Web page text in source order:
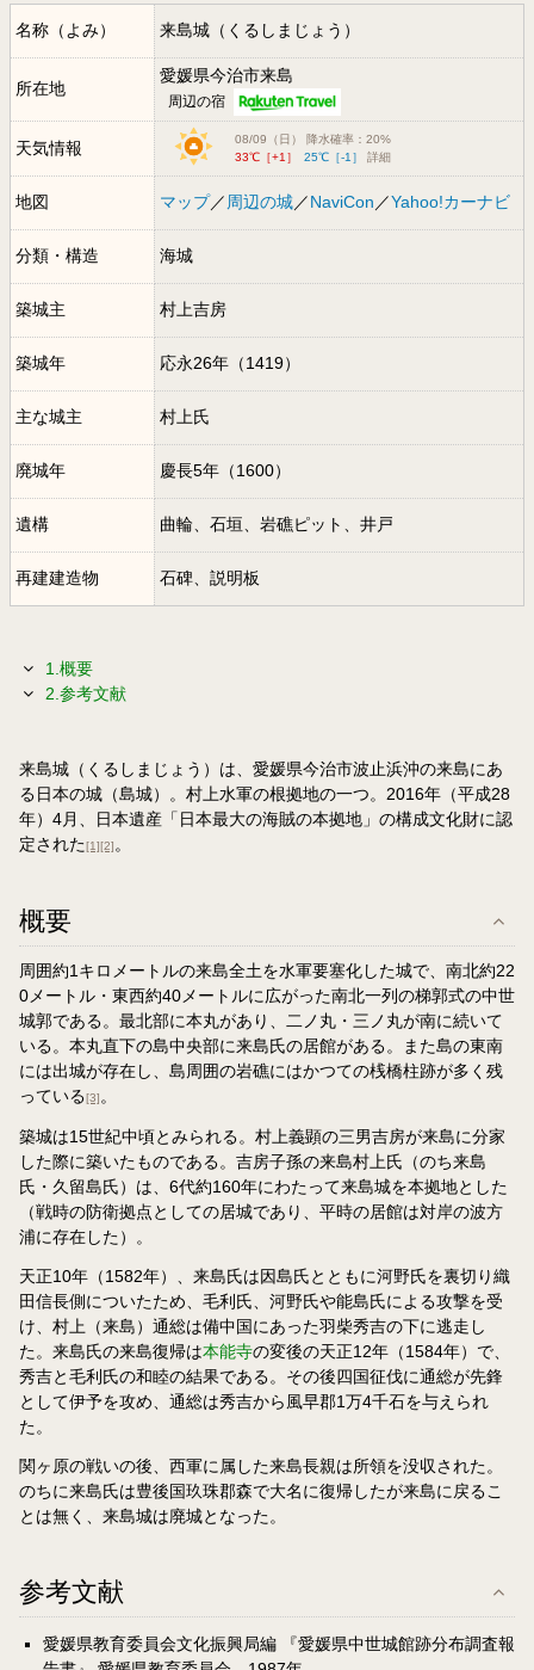
名称（よみ） 来島城（くるしまじょう）
所在地
愛媛県今治市来島
周辺の宿
天気情報
08/09（日） 降水確率：20%
33℃［+1］
25℃［-1］ 詳細
地図 マップ／ 周辺の城／NaviCon ／Yahoo!カーナビ
分類・構造 海城
築城主 村上吉房
築城年 応永26年（1419）
主な城主 村上氏
廃城年 慶長5年（1600）
遺構 曲輪、石垣、岩礁ピット、井戸
再建建造物 石碑、説明板
1.概要
2.参考文献
来島城（くるしまじょう）は、愛媛県今治市波止浜沖の来島にあ
る日本の城（島城）。村上水軍の根拠地の一つ。2016年（平成28
年）4月、日本遺産「日本最大の海賊の本拠地」の構成文化財に認
定された[1][2] 。
概要
周囲約1キロメートルの来島全土を水軍要塞化した城で、南北約22
0メートル・東西約40メートルに広がった南北一列の梯郭式の中世
城郭である。最北部に本丸があり、二ノ丸・三ノ丸が南に続いて
いる。本丸直下の島中央部に来島氏の居館がある。また島の東南
には出城が存在し、島周囲の岩礁にはかつての桟橋柱跡が多く残
っている[3] 。
築城は15世紀中頃とみられる。村上義顕の三男吉房が来島に分家
した際に築いたものである。吉房子孫の来島村上氏（のち来島
氏・久留島氏）は、6代約160年にわたって来島城を本拠地とした
（戦時の防衛拠点としての居城であり、平時の居館は対岸の波方
浦に存在した）。
天正10年（1582年）、来島氏は因島氏とともに河野氏を裏切り織
田信長側についたため、毛利氏、河野氏や能島氏による攻撃を受
け、村上（来島）通総は備中国にあった羽柴秀吉の下に逃走し
た。来島氏の来島復帰は本能寺の変後の天正12年（1584年）で、
秀吉と毛利氏の和睦の結果である。その後四国征伐に通総が先鋒
として伊予を攻め、通総は秀吉から風早郡1万4千石を与えられ
た。
関ヶ原の戦いの後、西軍に属した来島長親は所領を没収された。
のちに来島氏は豊後国玖珠郡森で大名に復帰したが来島に戻るこ
とは無く、来島城は廃城となった。
参考文献
愛媛県教育委員会文化振興局編 『愛媛県中世城館跡分布調査報